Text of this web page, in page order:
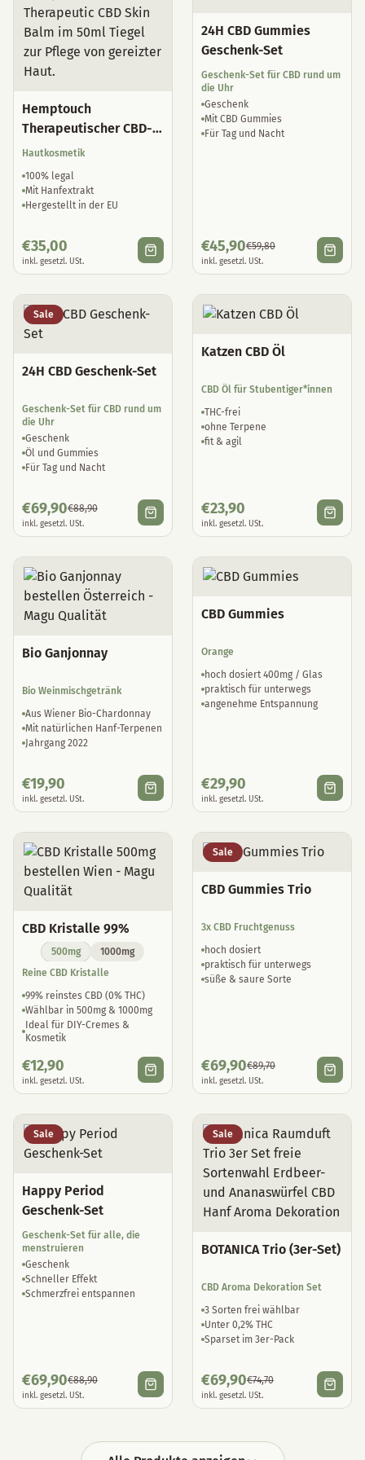
Hemptouch
Therapeutischer CBD-
Hautbalsam
Hautkosmetik
100% legal
Mit Hanfextrakt
Hergestellt in der EU
€35,00
inkl. gesetzl. USt.
24H CBD Gummies
Geschenk-Set
Geschenk-Set für CBD rund um
die Uhr
Geschenk
Mit CBD Gummies
Für Tag und Nacht
€45,90€59,80
inkl. gesetzl. USt.
Sale
24H CBD Geschenk-Set
Geschenk-Set für CBD rund um
die Uhr
Geschenk
Öl und Gummies
Für Tag und Nacht
€69,90€88,90
inkl. gesetzl. USt.
Katzen CBD Öl
CBD Öl für Stubentiger*innen
THC-frei
ohne Terpene
fit & agil
€23,90
inkl. gesetzl. USt.
Bio Ganjonnay
Bio Weinmischgetränk
Aus Wiener Bio-Chardonnay
Mit natürlichen Hanf-Terpenen
Jahrgang 2022
€19,90
inkl. gesetzl. USt.
CBD Gummies
Orange
hoch dosiert 400mg / Glas
praktisch für unterwegs
angenehme Entspannung
€29,90
inkl. gesetzl. USt.
CBD Kristalle 99%
500mg
1000mg
Reine CBD Kristalle
99% reinstes CBD (0% THC)
Wählbar in 500mg & 1000mg
Ideal für DIY-Cremes &
Kosmetik
€12,90
inkl. gesetzl. USt.
Sale
CBD Gummies Trio
3x CBD Fruchtgenuss
hoch dosiert
praktisch für unterwegs
süße & saure Sorte
€69,90€89,70
inkl. gesetzl. USt.
Sale
Happy Period
Geschenk-Set
Geschenk-Set für alle, die
menstruieren
Geschenk
Schneller Effekt
Schmerzfrei entspannen
€69,90€88,90
inkl. gesetzl. USt.
Sale
BOTANICA Trio (3er-Set)
CBD Aroma Dekoration Set
3 Sorten frei wählbar
Unter 0,2% THC
Sparset im 3er-Pack
€69,90€74,70
inkl. gesetzl. USt.